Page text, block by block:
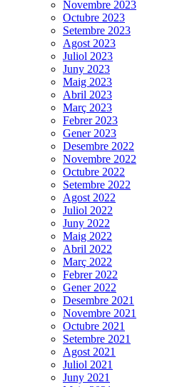
Novembre 2023
Octubre 2023
Setembre 2023
Agost 2023
Juliol 2023
Juny 2023
Maig 2023
Abril 2023
Març 2023
Febrer 2023
Gener 2023
Desembre 2022
Novembre 2022
Octubre 2022
Setembre 2022
Agost 2022
Juliol 2022
Juny 2022
Maig 2022
Abril 2022
Març 2022
Febrer 2022
Gener 2022
Desembre 2021
Novembre 2021
Octubre 2021
Setembre 2021
Agost 2021
Juliol 2021
Juny 2021